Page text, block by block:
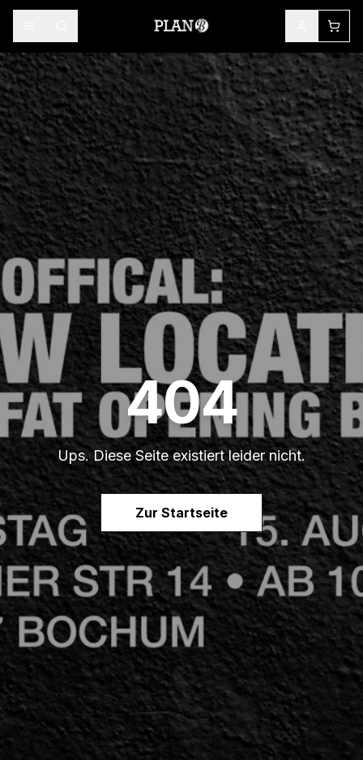
404
Ups. Diese Seite existiert leider nicht.
Zur Startseite